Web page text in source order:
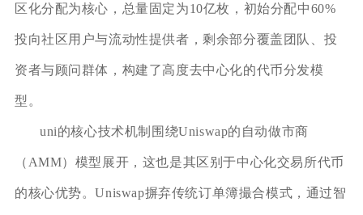
区化分配为核心，总量固定为10亿枚，初始分配中60%
投向社区用户与流动性提供者，剩余部分覆盖团队、投
资者与顾问群体，构建了高度去中心化的代币分发模
型。
uni的核心技术机制围绕Uniswap的自动做市商
（AMM）模型展开，这也是其区别于中心化交易所代币
的核心优势。Uniswap摒弃传统订单簿撮合模式，通过智